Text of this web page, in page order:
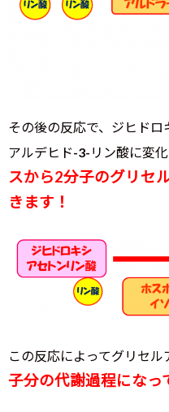
その後の反応で、ジヒド
アルデヒド-3-リン酸に変化
スから2分子のグリセ
きます！
この反応によってグリセ
子分の代謝過程になっ